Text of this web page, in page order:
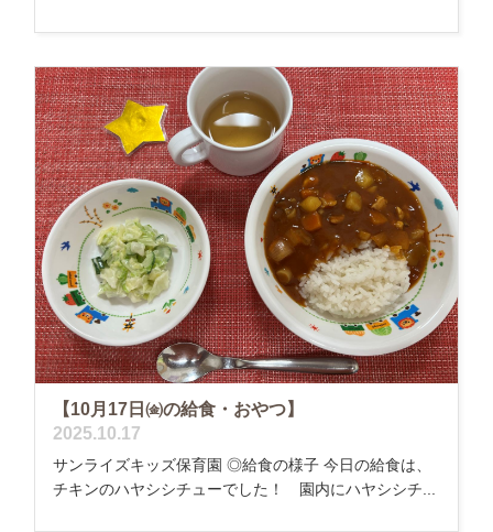
【10月17日㈮の給食・おやつ】
2025.10.17
サンライズキッズ保育園 ◎給食の様子 今日の給食は、
チキンのハヤシシチューでした！ 園内にハヤシシチ...